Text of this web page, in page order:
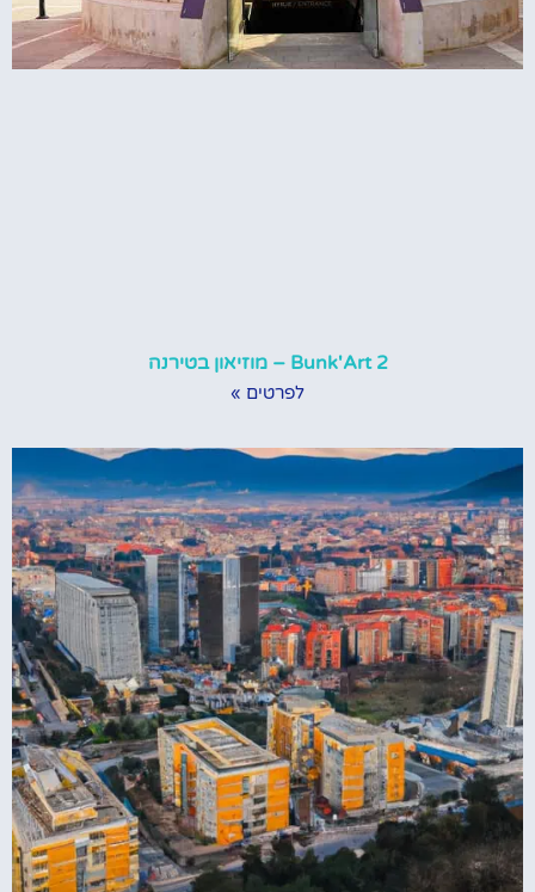
Bunk'Art 2 – מוזיאון בטירנה
לפרטים »